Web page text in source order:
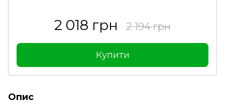
2 018 грн 2 194 грн
Купити
Опис